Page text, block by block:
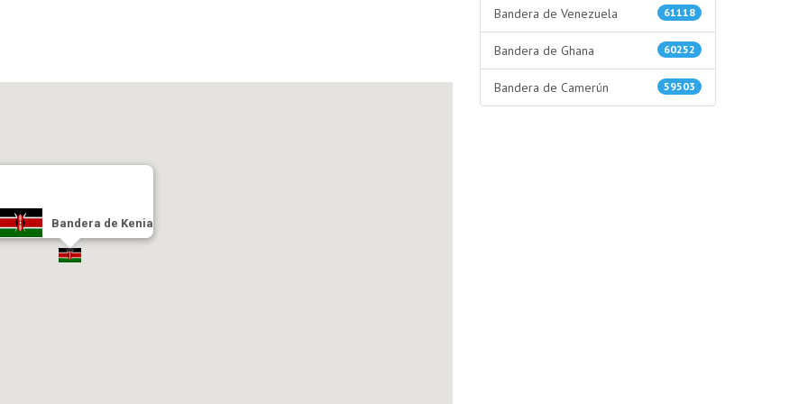
Bandera de Kenia
61118
Bandera de Venezuela
60252
Bandera de Ghana
59503
Bandera de Camerún